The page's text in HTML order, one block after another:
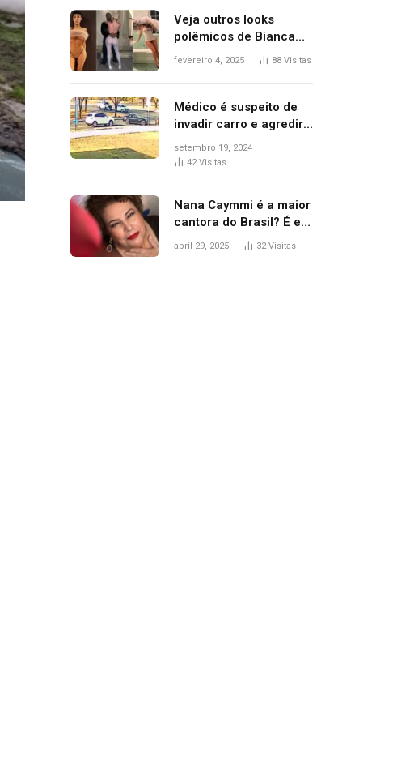
Gil
Veja outros looks
polêmicos de Bianca
Censori, esposa de
Grammy 2025
fevereiro 4, 2025 88 Visitas
Médico é suspeito de
invadir carro e agredir
delegado aposentado
durante confusão no
setembro 19, 2024
42Visitas
Nana Caymmi é a maior
cantora do Brasil? É e
não é…
abril 29, 2025 32Visitas